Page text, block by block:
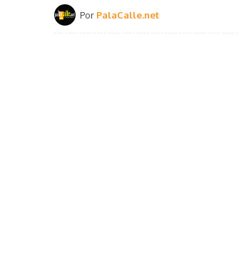
Por PalaCalle.net